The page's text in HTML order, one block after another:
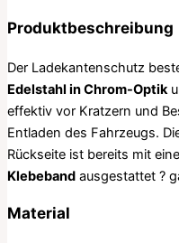
Produktbeschreibung
Der Ladekantenschutz
Edelstahl in Chrom-Optik
effektiv vor Kratzern und
Entladen des Fahrzeugs.
Rückseite ist bereits mit
Klebeband ausgestattet ?
Material